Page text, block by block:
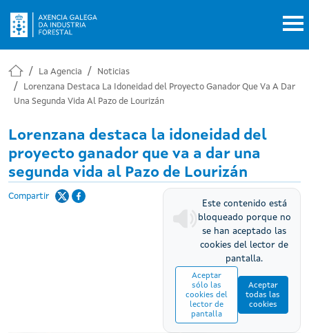
La Agencia
Noticias
Lorenzana Destaca La Idoneidad del Proyecto Ganador Que Va A Dar
Una Segunda Vida Al Pazo de Lourizán
Lorenzana destaca la idoneidad del
proyecto ganador que va a dar una
segunda vida al Pazo de Lourizán
Compartir
Este contenido está
bloqueado porque no
se han aceptado las
cookies del lector de
pantalla.
Aceptar
sólo las
cookies del
lector de
pantalla
Aceptar
todas las
cookies